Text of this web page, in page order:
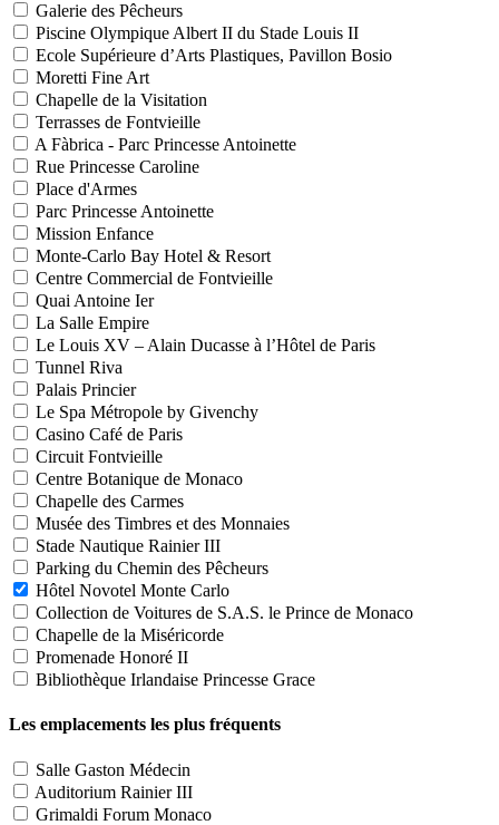
Galerie des Pêcheurs
Piscine Olympique Albert II du Stade Louis II
Ecole Supérieure d’Arts Plastiques, Pavillon Bosio
Moretti Fine Art
Chapelle de la Visitation
Terrasses de Fontvieille
A Fàbrica - Parc Princesse Antoinette
Rue Princesse Caroline
Place d'Armes
Parc Princesse Antoinette
Mission Enfance
Monte-Carlo Bay Hotel & Resort
Centre Commercial de Fontvieille
Quai Antoine Ier
La Salle Empire
Le Louis XV – Alain Ducasse à l’Hôtel de Paris
Tunnel Riva
Palais Princier
Le Spa Métropole by Givenchy
Casino Café de Paris
Circuit Fontvieille
Centre Botanique de Monaco
Chapelle des Carmes
Musée des Timbres et des Monnaies
Stade Nautique Rainier III
Parking du Chemin des Pêcheurs
Hôtel Novotel Monte Carlo
Collection de Voitures de S.A.S. le Prince de Monaco
Chapelle de la Miséricorde
Promenade Honoré II
Bibliothèque Irlandaise Princesse Grace
Les emplacements les plus fréquents
Salle Gaston Médecin
Auditorium Rainier III
Grimaldi Forum Monaco